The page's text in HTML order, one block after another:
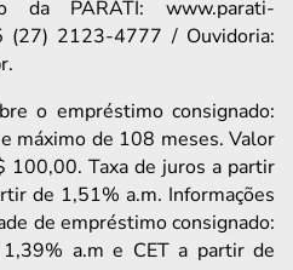
da PARATI: www.parati-
(27) 2123-4777 / Ouvidoria:
o empréstimo consignado:
máximo de 108 meses. Valor
100,00. Taxa de juros a partir
de 1,51% a.m. Informações
de empréstimo consignado:
a.m e CET a partir de